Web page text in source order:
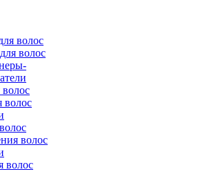
волос
волос
волос
волос
волос